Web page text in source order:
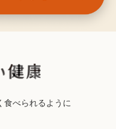
食べられるように